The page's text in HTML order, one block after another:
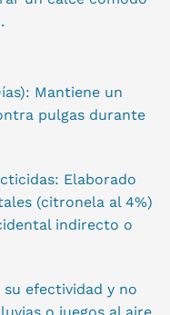
Mantiene un
pulgas durante
Elaborado
(citronela al 4%)
indirecto o
su efectividad y no